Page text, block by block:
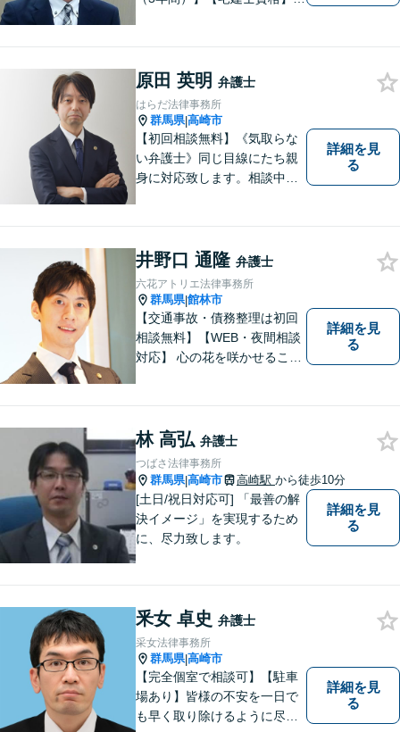
原田 英明 弁護士
はらだ法律事務所
群馬県|高崎市
【初回相談無料】《気取らな
い弁護士》同じ目線にたち親
身に対応致します。相談中も
い合わせください。
詳細を見
る
井野口 通隆 弁護士
六花アトリエ法律事務所
群馬県|館林市
【交通事故・債務整理は初回
相談無料】【WEB・夜間相談
対応】 心の花を咲かせること
縁を心からお待ちしていま
詳細を見
る
林 高弘 弁護士
つばさ法律事務所
群馬県|高崎市 高崎駅 から徒歩10分
[土日/祝日対応可] 「最善の解
決イメージ」を実現するため
に、尽力致します。
詳細を見
る
釆女 卓史 弁護士
采女法律事務所
群馬県|高崎市
【完全個室で相談可】【駐車
場あり】皆様の不安を一日で
も早く取り除けるように尽力
詳細を見
る